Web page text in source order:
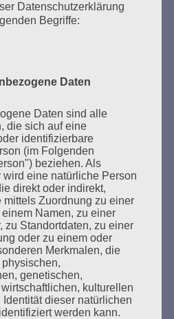
AUS DEN
2026, 11 – 18 Uhr
Marathonlesung anlässlich
von Büchern am
Ort, wo im Mai 1933 NS-
und Burschenschaftler
Datenschutzerklärung
Begriffe:
Daten
Daten sind alle
die sich auf eine
identifizierbare
(im Folgenden
beziehen. Als
wird eine natürliche Person
direkt oder indirekt,
mittels Zuordnung zu einer
Namen, zu einer
zu Standortdaten, zu einer
oder zu einem oder
Merkmalen, die
genetischen,
kulturellen
dieser natürlichen
werden kann.